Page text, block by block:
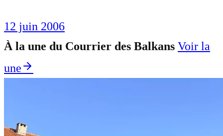
12 juin 2006
À la une du Courrier des Balkans Voir la
une